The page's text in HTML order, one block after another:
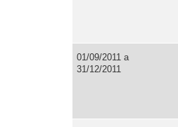
01/09/2011 a
31/12/2011